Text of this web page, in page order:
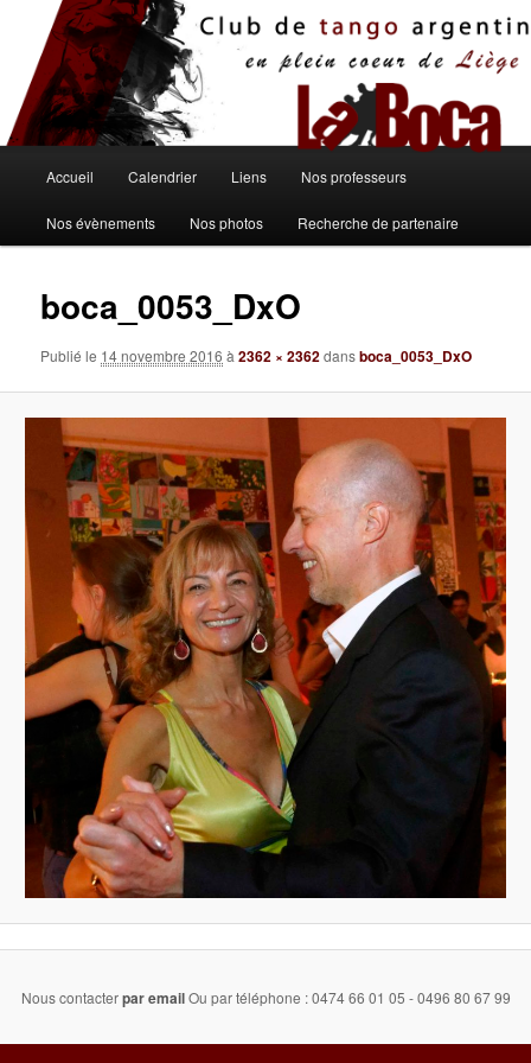
contenu
principal
principal
Accueil Calendrier Liens Nos professeurs
Nos évènements Nos photos Recherche de partenaire
boca_0053_DxO
Publié le 14 novembre 2016 à2362 × 2362dansboca_0053_DxO
Nous contacterpar emailOu par téléphone : 0474 66 01 05 - 0496 80 67 99